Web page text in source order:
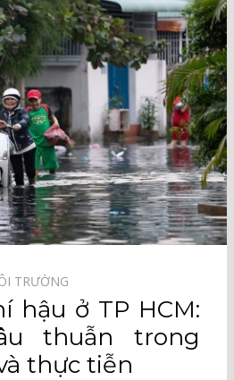
TRƯỜNG⠀
hậu ở TP HCM:
thuẫn trong
thực tiễn